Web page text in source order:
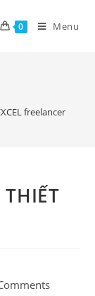
0 Menu
freelancer